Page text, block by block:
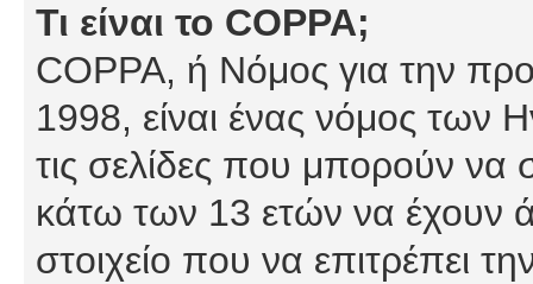
Τι είναι το COPPA;
COPPA, ή Νόμος για την
1998, είναι ένας νόμος των
τις σελίδες που μπορούν να
κάτω των 13 ετών να έχουν
στοιχείο που να επιτρέπει